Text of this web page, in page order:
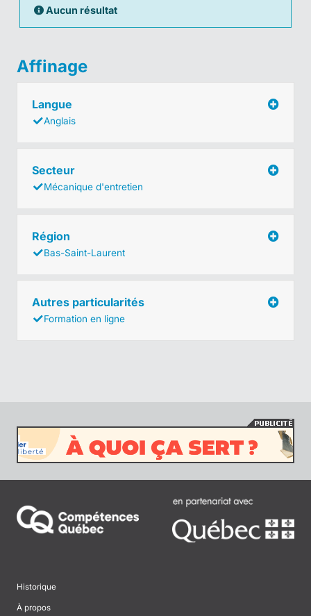
Aucun résultat
Affinage
Langue
Anglais
Secteur
Mécanique d'entretien
Région
Bas-Saint-Laurent
Autres particularités
Formation en ligne
Historique
À propos